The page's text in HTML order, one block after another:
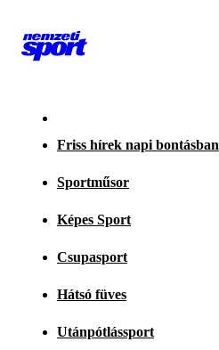
Friss hírek napi bontásban
Sportműsor
Képes Sport
Csupasport
Hátsó füves
Utánpótlássport